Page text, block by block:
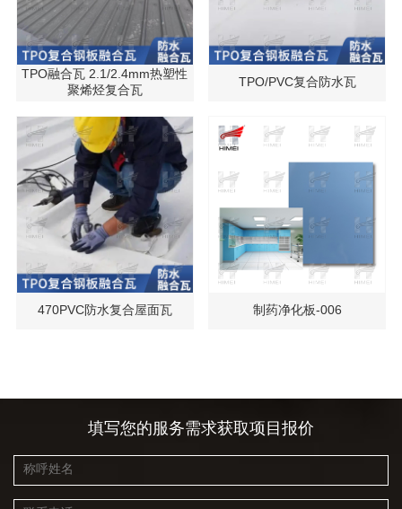
TPO融合瓦 2.1/2.4mm热塑性
聚烯烃复合瓦
TPO/PVC复合防水瓦
470PVC防水复合屋面瓦 制药净化板-006
填写您的服务需求获取项目报价